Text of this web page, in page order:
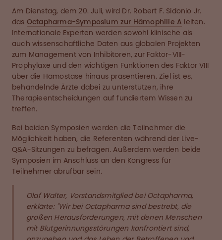
Am Dienstag, dem 20. Juli, wird Dr. Robert F. Sidonio Jr.
das Octapharma-Symposium zur Hämophilie A leiten.
Internationale Experten werden sowohl klinische als
auch wissenschaftliche Daten aus globalen Projekten
zum Management von Inhibitoren, zur Faktor-VIII-
Prophylaxe und den wichtigen Funktionen des Faktor VIII
über die Hämostase hinaus präsentieren. Ziel ist es,
behandelnde Ärzte dabei zu unterstützen, ihre
Therapieentscheidungen auf fundiertem Wissen zu
treffen.
Bei beiden Symposien werden die Teilnehmer die
Möglichkeit haben, die Referenten während der Live-
Q&A-Sitzungen zu befragen. Außerdem werden beide
Symposien im Anschluss an den Kongress für
Teilnehmer abrufbar sein.
Olaf Walter, Vorstandsmitglied bei Octapharma,
erklärte: "Wir bei Octapharma sind bestrebt, die
großen Herausforderungen, mit denen Menschen
mit Blutgerinnungsstörungen konfrontiert sind,